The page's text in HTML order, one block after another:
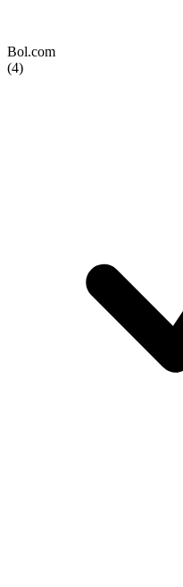
Bol.com
(4)